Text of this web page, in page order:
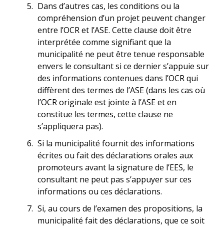
Dans d’autres cas, les conditions ou la
compréhension d’un projet peuvent changer
entre l’OCR et l’ASE. Cette clause doit être
interprétée comme signifiant que la
municipalité ne peut être tenue responsable
envers le consultant si ce dernier s’appuie sur
des informations contenues dans l’OCR qui
diffèrent des termes de l’ASE (dans les cas où
l’OCR originale est jointe à l’ASE et en
constitue les termes, cette clause ne
s’appliquera pas).
Si la municipalité fournit des informations
écrites ou fait des déclarations orales aux
promoteurs avant la signature de l’EES, le
consultant ne peut pas s’appuyer sur ces
informations ou ces déclarations.
Si, au cours de l’examen des propositions, la
municipalité fait des déclarations, que ce soit